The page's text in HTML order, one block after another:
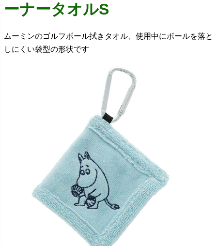
ーナータオルS
ムーミンのゴルフボール拭きタオル、使用中にボールを落と
しにくい袋型の形状です